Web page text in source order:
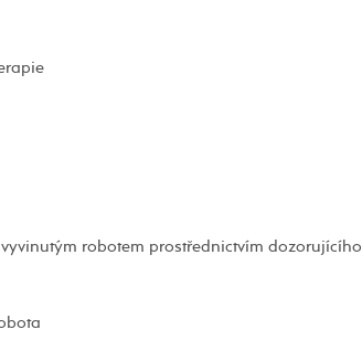
robotem prostřednictvím dozorujícího